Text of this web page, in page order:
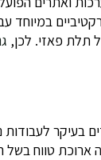
במיוחד
תלת פאזי. לכן,
בעיקר
טווח